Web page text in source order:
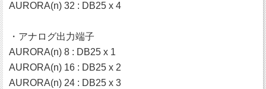
AURORA(n) 32 : DB25 x 4
・アナログ出力端子
AURORA(n) 8 : DB25 x 1
AURORA(n) 16 : DB25 x 2
AURORA(n) 24 : DB25 x 3